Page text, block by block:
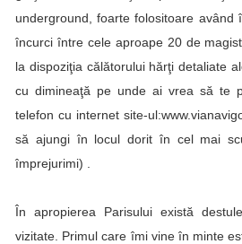
underground, foarte folositoare
încurci între cele aproape 20 de
la dispoziţia călătorului hărţi detaliate
cu dimineaţă pe unde ai vrea să te
telefon cu internet site-ul:
să ajungi în locul dorit în cel mai
împrejurimi) .
În apropierea Parisului există
vizitate. Primul care îmi vine în minte